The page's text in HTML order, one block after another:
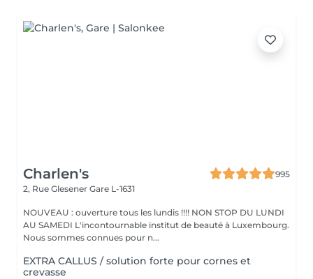
Charlen's
995
2, Rue Glesener Gare L-1631
NOUVEAU : ouverture tous les lundis !!!! NON STOP DU LUNDI
AU SAMEDI L'incontournable institut de beauté à Luxembourg.
Nous sommes connues pour n...
EXTRA CALLUS / solution forte pour cornes et
crevasse